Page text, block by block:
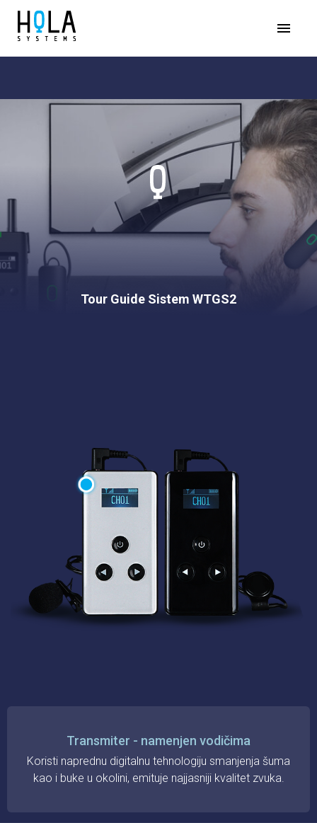
Tour Guide Sistem WTGS2
Transmiter - namenjen vodičima
Koristi naprednu digitalnu tehnologiju smanjenja šuma
kao i buke u okolini, emituje najjasniji kvalitet zvuka.